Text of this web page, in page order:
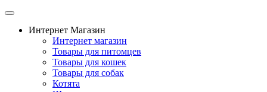
Интернет Магазин
Интернет магазин
Товары для питомцев
Товары для кошек
Товары для собак
Котята